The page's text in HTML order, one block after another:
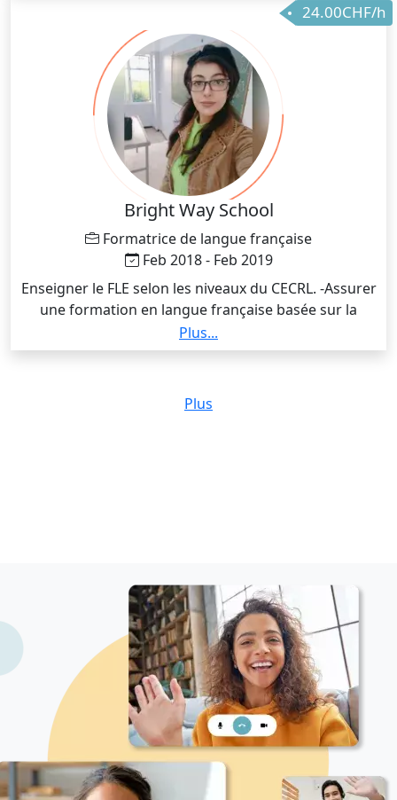
24.00CHF/h
Bright Way School
Formatrice de langue française
Feb 2018 - Feb 2019
Enseigner le FLE selon les niveaux du CECRL. -Assurer
une formation en langue française basée sur la
communication. -Prévoir des activités ludiques en
rapport avec une thématique étudiée.
Plus...
Plus